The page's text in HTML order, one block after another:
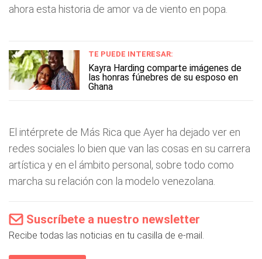
ahora esta historia de amor va de viento en popa.
TE PUEDE INTERESAR:
Kayra Harding comparte imágenes de
las honras fúnebres de su esposo en
Ghana
El intérprete de Más Rica que Ayer ha dejado ver en
redes sociales lo bien que van las cosas en su carrera
artística y en el ámbito personal, sobre todo como
marcha su relación con la modelo venezolana.
Suscríbete a nuestro newsletter
Recibe todas las noticias en tu casilla de e-mail.